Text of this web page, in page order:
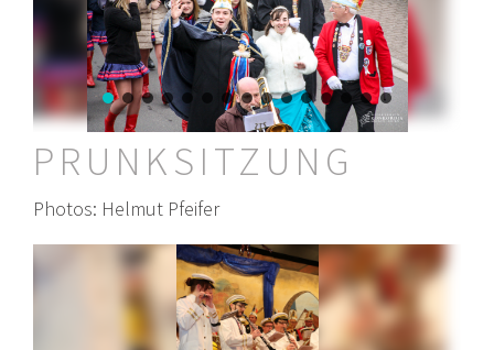
PRUNKSITZUNG
Photos: Helmut Pfeifer